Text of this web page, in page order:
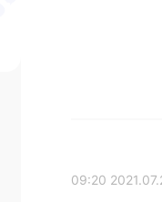
2021.07.29